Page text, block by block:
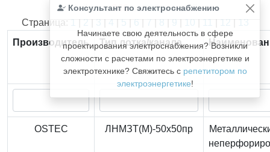
Консультант по электроснабжению
Начинаете свою деятельность в сфере
проектирования электроснабжения? Возникли
сложности с расчетами по электроэнергетике и
электротехнике? Свяжитесь с репетитором по
электроэнергетике!
Найдено366из366записей.
Страница: 1 | 2 | 3 | 4 | 5 | 6 | 7 | 8 | 9 | 10 | 11 | 12 | 13
Производитель
Тип лотка/канала
OSTEC ЛНМЗТ(М)-50x50пр